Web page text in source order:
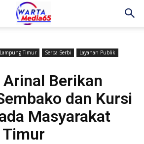
Lampung Timur Serba Serbi
Layanan Publik
Berikan
dan Kursi
Masyarakat